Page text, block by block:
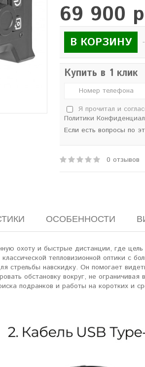
69 900
В КОРЗИНУ
Купить в 1 клик
Я прочитал и
Политики
Если есть вопросы по
0 отзывов
ОСОБЕННОСТИ
охоту и быстрые дистанции, где
тепловизионной оптики с
стрельбы навскидку. Он помогает
обстановку вокруг, не
подранков и работы на коротких и